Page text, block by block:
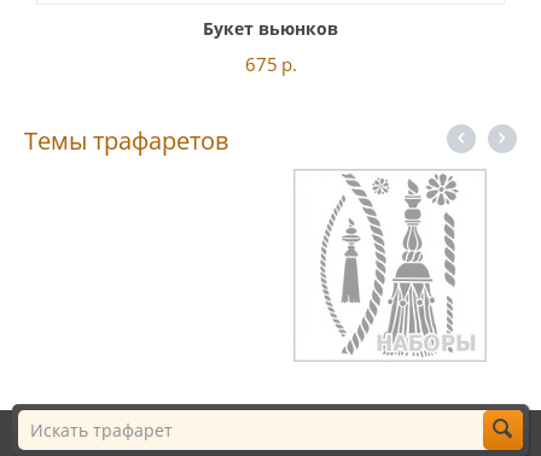
Букет вьюнков
675 р.
Темы трафаретов